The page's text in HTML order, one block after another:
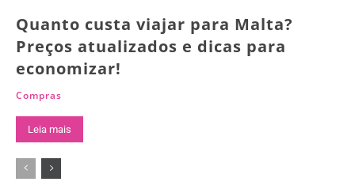
Quanto custa viajar para Malta?
Preços atualizados e dicas para
economizar!
Compras
Leia mais